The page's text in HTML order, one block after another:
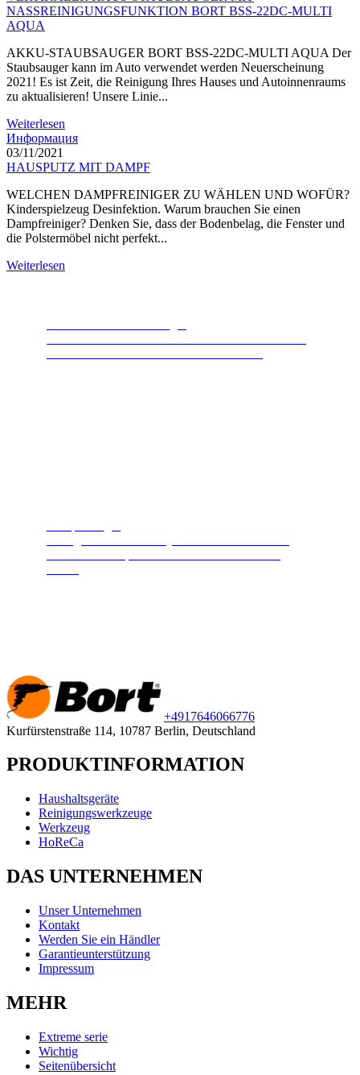
NASSREINIGUNGSFUNKTION BORT BSS-22DC-MULTI
AQUA
AKKU-STAUBSAUGER BORT BSS-22DC-MULTI AQUA Der
Staubsauger kann im Auto verwendet werden Neuerscheinung
2021! Es ist Zeit, die Reinigung Ihres Hauses und Autoinnenraums
zu aktualisieren! Unsere Linie...
Weiterlesen
Информация
03/11/2021
HAUSPUTZ MIT DAMPF
WELCHEN DAMPFREINIGER ZU WÄHLEN UND WOFÜR?
Kinderspielzeug Desinfektion. Warum brauchen Sie einen
Dampfreiniger? Denken Sie, dass der Bodenbelag, die Fenster und
die Polstermöbel nicht perfekt...
Weiterlesen
+4917646066776
Kurfürstenstraße 114, 10787 Berlin, Deutschland
PRODUKTINFORMATION
Haushaltsgeräte
Reinigungswerkzeuge
Werkzeug
HoReCa
DAS UNTERNEHMEN
Unser Unternehmen
Kontakt
Werden Sie ein Händler
Garantieunterstützung
Impressum
MEHR
Extreme serie
Wichtig
Seitenübersicht